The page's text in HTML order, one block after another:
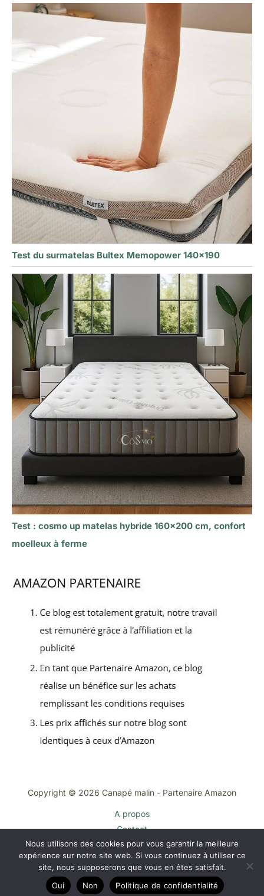
Test du surmatelas Bultex Memopower 140×190
Test : cosmo up matelas hybride 160×200 cm, confort
moelleux à ferme
Copyright © 2026 Canapé malin - Partenaire Amazon
A propos
Contact
Plan du site
Mentions légales
Politique de confidentialité
Nous utilisons des cookies pour vous garantir la meilleure
expérience sur notre site web. Si vous continuez à utiliser ce
site, nous supposerons que vous en êtes satisfait.
Oui
Non Politique de confidentialité